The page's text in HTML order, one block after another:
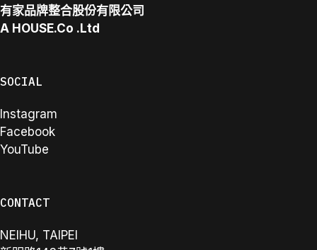
有家品牌整合股份有限公司
A HOUSE.Co .Ltd
SOCIAL
Instagram
Facebook
YouTube
CONTACT
NEIHU, TAIPEI